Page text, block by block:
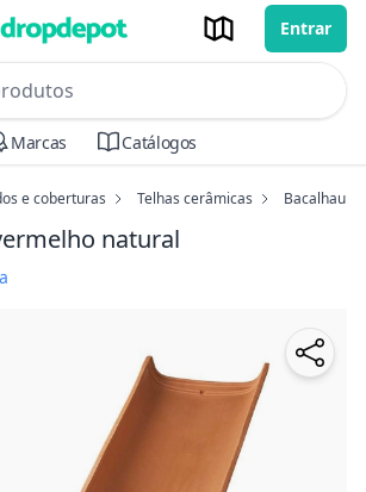
Entrar
no header
Marcas Catálogos
e coberturas Telhas cerâmicas Bacalhau 65
natural